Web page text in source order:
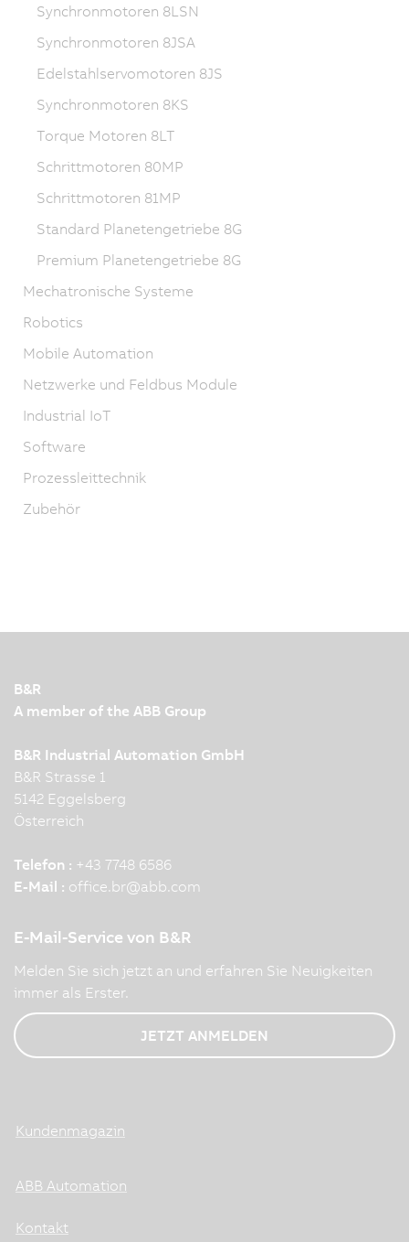
Synchronmotoren 8LSN
Synchronmotoren 8JSA
Edelstahlservomotoren 8JS
Synchronmotoren 8KS
Torque Motoren 8LT
Schrittmotoren 80MP
Schrittmotoren 81MP
Standard Planetengetriebe 8G
Premium Planetengetriebe 8G
Mechatronische Systeme
Robotics
Mobile Automation
Netzwerke und Feldbus Module
Industrial IoT
Software
Prozessleittechnik
Zubehör
B&R
A member of the ABB Group
B&R Industrial Automation GmbH
B&R Strasse 1
5142 Eggelsberg
Österreich
Telefon : +43 7748 6586
E-Mail : office.br@abb.com
E-Mail-Service von B&R
Melden Sie sich jetzt an und erfahren Sie Neuigkeiten
immer als Erster.
JETZT ANMELDEN
Kundenmagazin
ABB Automation
Kontakt